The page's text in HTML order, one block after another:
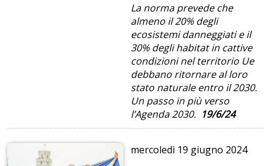
La norma prevede che
almeno il 20% degli
ecosistemi danneggiati e il
30% degli habitat in cattive
condizioni nel territorio Ue
debbano ritornare al loro
stato naturale entro il 2030.
Un passo in più verso
l’Agenda 2030. 19/6/24
mercoledì 19 giugno 2024